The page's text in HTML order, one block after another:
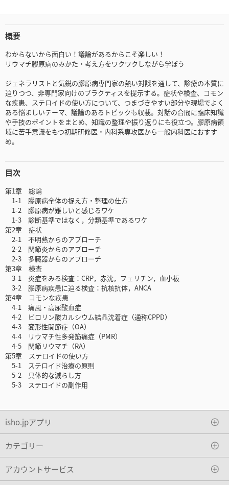
概要
わからないから面白い！議論があるからこそ楽しい！
リウマチ膠原病のみかた・考え方をワクワクしながら学ぼう
ジェネラリストと気鋭の膠原病専門家の熱い対談を通して、診療の本質に
迫りつつ、非専門家向けのプラクティスを提示する。症状や検査、コモン
な疾患、ステロイドの使い方について、つまづきやすい部分や現場でよく
ある悩ましいテーマ、議論のあるトピックも収載。対話の合間に臨床知識
や手技のポイントをまとめ、知識の整理や振り返りにも役立つ。膠原病領
域に苦手意識をもつ初期研修医・内科系専攻医から一般内科医におすす
め。
目次
第1章 総論
1-1 膠原病全体の捉え方・整理の仕方
1-2 膠原病が難しいと感じるワケ
1-3 診断基準ではなく，分類基準であるワケ
第2章 症状
2-1 不明熱からのアプローチ
2-2 関節炎からのアプローチ
2-3 多臓器からのアプローチ
第3章 検査
3-1 炎症をみる検査：CRP，赤沈，フェリチン，血小板
3-2 膠原病疾患に迫る検査：抗核抗体，ANCA
第4章 コモンな疾患
4-1 痛風・高尿酸血症
4-2 ピロリン酸カルシウム結晶沈着症（通称CPPD）
4-3 変形性関節症（OA）
4-4 リウマチ性多発筋痛症（PMR）
4-5 関節リウマチ（RA）
第5章 ステロイドの使い方
5-1 ステロイド治療の原則
5-2 具体的な減らし方
5-3 ステロイドの副作用
isho.jpアプリ
カテゴリー
アカウントサービス